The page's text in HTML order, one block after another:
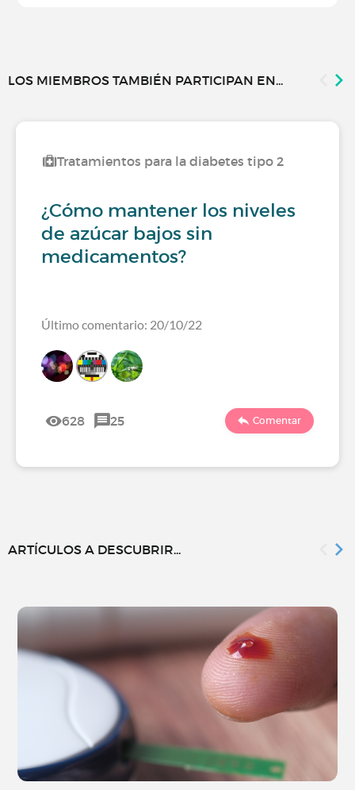
LOS MIEMBROS TAMBIÉN PARTICIPAN EN...
Tratamientos para la diabetes tipo 2
¿Cómo mantener los niveles
de azúcar bajos sin
medicamentos?
Último comentario: 20/10/22
628 25 Comentar
ARTÍCULOS A DESCUBRIR...